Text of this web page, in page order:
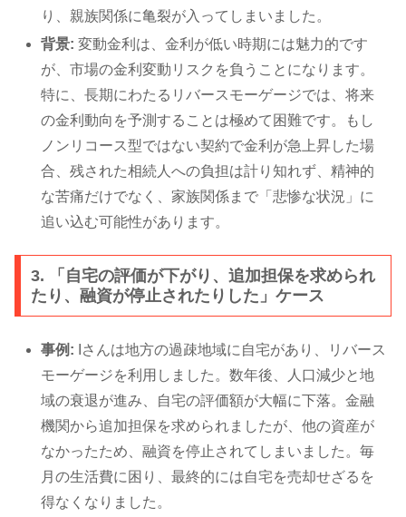
り、親族関係に亀裂が入ってしまいました。
背景: 変動金利は、金利が低い時期には魅力的です
が、市場の金利変動リスクを負うことになります。
特に、長期にわたるリバースモーゲージでは、将来
の金利動向を予測することは極めて困難です。もし
ノンリコース型ではない契約で金利が急上昇した場
合、残された相続人への負担は計り知れず、精神的
な苦痛だけでなく、家族関係まで「悲惨な状況」に
追い込む可能性があります。
3. 「自宅の評価が下がり、追加担保を求められ
たり、融資が停止されたりした」ケース
事例: Iさんは地方の過疎地域に自宅があり、リバース
モーゲージを利用しました。数年後、人口減少と地
域の衰退が進み、自宅の評価額が大幅に下落。金融
機関から追加担保を求められましたが、他の資産が
なかったため、融資を停止されてしまいました。毎
月の生活費に困り、最終的には自宅を売却せざるを
得なくなりました。